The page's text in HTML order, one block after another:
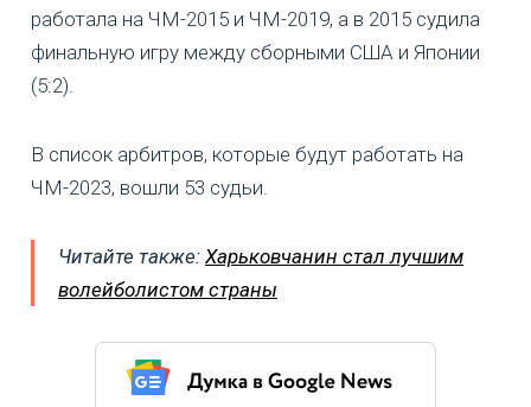
работала на ЧМ-2015 и ЧМ-2019, а в 2015 судила
финальную игру между сборными США и Японии
(5:2).
В список арбитров, которые будут работать на
ЧМ-2023, вошли 53 судьи.
Читайте также: Харьковчанин стал лучшим
волейболистом страны